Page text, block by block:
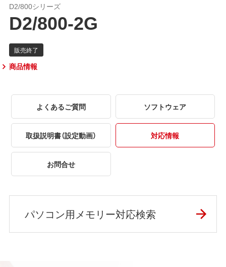
D2/800シリーズ
D2/800-2G
商品情報
よくあるご質問 ソフトウェア
取扱説明書（設定動画） 対応情報
お問合せ
パソコン用メモリー対応検索